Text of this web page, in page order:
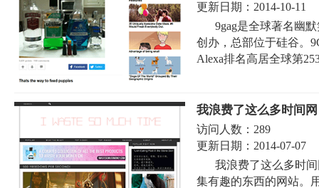
更新日期： 2014-10-11
9gag是全球著名幽
创办，总部位于硅谷。
Alexa排名高居全球第
我浪费了这么多时间网
访问人数： 289
更新日期： 2014-07-07
我浪费了这么多时间
集有趣的东西的网站。